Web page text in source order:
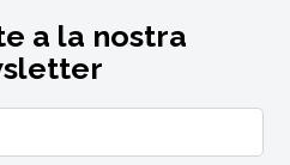
a la nostra